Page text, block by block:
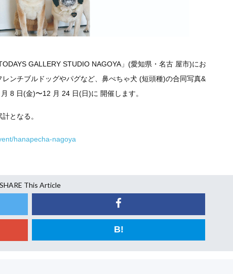
GALLERY STUDIO NAGOYA」(愛知県・名古 屋市)にお
ンチブルドッグやパグなど、鼻ぺちゃ犬 (短頭種)の合同写真&
8 日(金)〜12 月 24 日(日)に 開催します。
となる。
hanapecha-nagoya
SHARE This Article
B!